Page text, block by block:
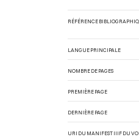
RÉFÉRENCE
LANGUE PRINCIPALE
NOMBRE DE PAGES
PREMIÈRE PAGE
DERNIÈRE PAGE
URI DU MANIFEST IIIF DU